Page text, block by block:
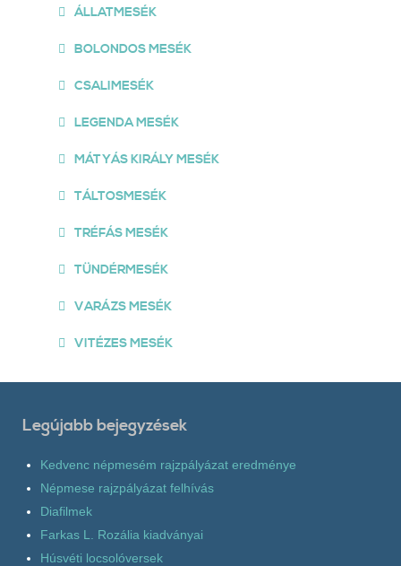
ÁLLATMESÉK
BOLONDOS MESÉK
CSALIMESÉK
LEGENDA MESÉK
MÁTYÁS KIRÁLY MESÉK
TÁLTOSMESÉK
TRÉFÁS MESÉK
TÜNDÉRMESÉK
VARÁZS MESÉK
VITÉZES MESÉK
Legújabb bejegyzések
Kedvenc népmesém rajzpályázat eredménye
Népmese rajzpályázat felhívás
Diafilmek
Farkas L. Rozália kiadványai
Húsvéti locsolóversek